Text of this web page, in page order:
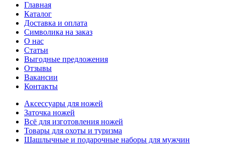
Главная
Каталог
Доставка и оплата
Символика на заказ
О нас
Статьи
Выгодные предложения
Отзывы
Вакансии
Контакты
Аксессуары для ножей
Заточка ножей
Всё для изготовления ножей
Товары для охоты и туризма
Шашлычные и подарочные наборы для мужчин